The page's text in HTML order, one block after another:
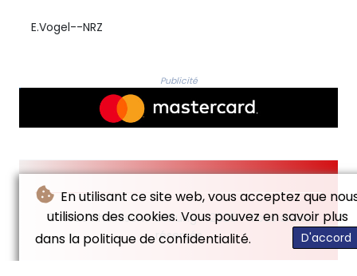
En utilisant ce site web, vous acceptez que
utilisions des cookies. Vous pouvez en savoir plus
dans la politique de confidentialité.
D'accord
E.Vogel--NRZ
Publicité
© Neue Rheinische Zeitung - 2026 - Tous droits
réservés